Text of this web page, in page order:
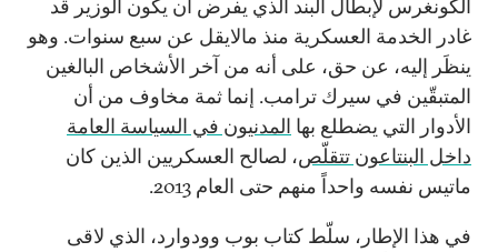
الكونغرس لإبطال البند الذي يفرض أن يكون الوزير قد
غادر الخدمة العسكرية منذ مالايقل عن سبع سنوات. وهو
ينظَر إليه، عن حق، على أنه من آخر الأشخاص البالغين
المتبقّين في سيرك ترامب. إنما ثمة مخاوف من أن
الأدوار التي يضطلع بها المدنيون في السياسة العامة
داخل البنتاعون تتقلّص، لصالح العسكريين الذين كان
ماتيس نفسه واحداً منهم حتى العام 2013.
في هذا الإطار، سلّط كتاب بوب وودوارد، الذي لاقى